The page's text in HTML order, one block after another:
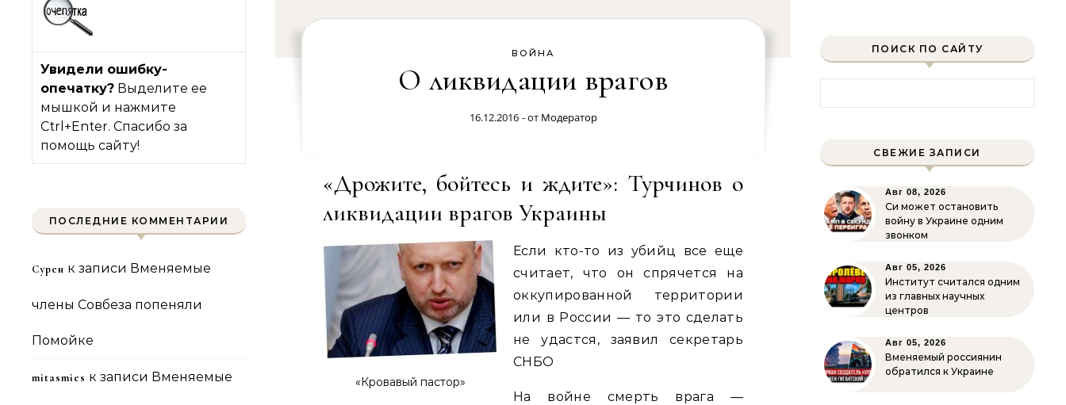
Увидели ошибку-
опечатку? Выделите ее
мышкой и нажмите
Ctrl+Enter. Спасибо за
помощь сайту!
ПОСЛЕДНИЕ КОММЕНТАРИИ
Сурен к записи Вменяемые
члены Совбеза попеняли
Помойке
mitasmies к записи Вменяемые
ВОЙНА
О ликвидации врагов
16.12.2016 - от Модератор
«Дрожите, бойтесь и ждите»: Турчинов о
ликвидации врагов Украины
«Кровавый пастор»
Если кто-то из убийц все еще
считает, что он спрячется на
оккупированной территории
или в России — то это сделать
не удастся, заявил секретарь
СНБО
На войне смерть врага —
ПОИСК ПО САЙТУ
СВЕЖИЕ ЗАПИСИ
Авг 08, 2026
Си может остановить
войну в Украине одним
звонком
Авг 05, 2026
Институт считался одним
из главных научных
центров
Авг 05, 2026
Вменяемый россиянин
обратился к Украине